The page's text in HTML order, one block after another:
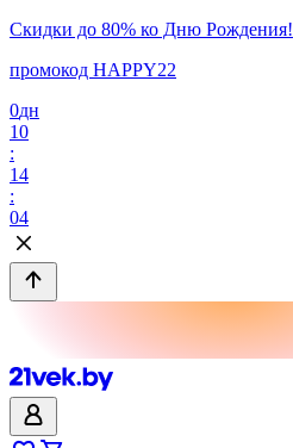
Скидки до 80% ко Дню Рождения!
промокод HAPPY22
0дн
10
:
14
:
04